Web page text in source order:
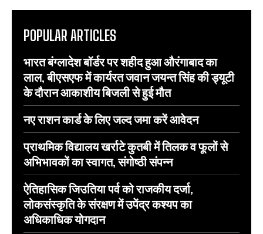
POPULAR ARTICLES
भारत बंग्लादेश बॉर्डर पर शहीद हुआ औरंगाबाद का
लाल, बीएसएफ में कार्यरत जवान जयन्त सिंह की ड्यूटी
के दौरान आकाशीय बिजली से हुई मौत
नए राशन कार्ड के लिए जल्द जमा करें आवेदन
प्राथमिक विद्यालय खर्राटे कुतबी में तिलक व फूलों से
अभिभावकों का स्वागत, संगोष्ठी संपन्न
ऐतिहासिक जिउतिया पर्व को राजकीय दर्जा,
लोकसंस्कृति के संरक्षण में उपेंद्र कश्यप का
अधिकाधिक योगदान